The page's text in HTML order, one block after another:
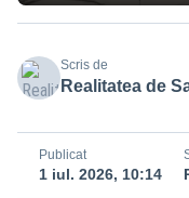
Scris de
Realitatea de
Publicat
1 iul. 2026, 10:14